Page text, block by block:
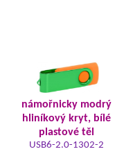
námořnicky modrý
hliníkový kryt, bílé
plastové těl
USB6-2.0-1302-2